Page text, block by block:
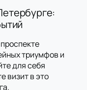
триумфов и
для себя
визит в это